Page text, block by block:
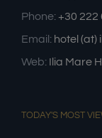
Phone: +30 222
Email: hotel (at)
Web: Ilia Mare
TODAY'S MOST